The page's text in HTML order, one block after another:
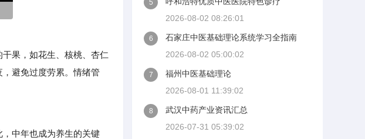
果，如花生、核桃、杏仁
避免过度劳累。情绪管
中年也成为养生的关键
5
2026-08-02 08:26:01
6
石家庄中医基础理论系统学习全指南
2026-08-02 05:00:02
7
福州中医基础理论
2026-08-01 11:39:02
8
武汉中药产业资讯汇总
2026-07-31 05:39:02